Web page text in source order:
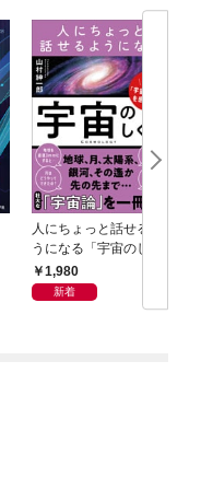
人にちょっと話せるよ
うになる「宇宙のしく
み」1,980
新着